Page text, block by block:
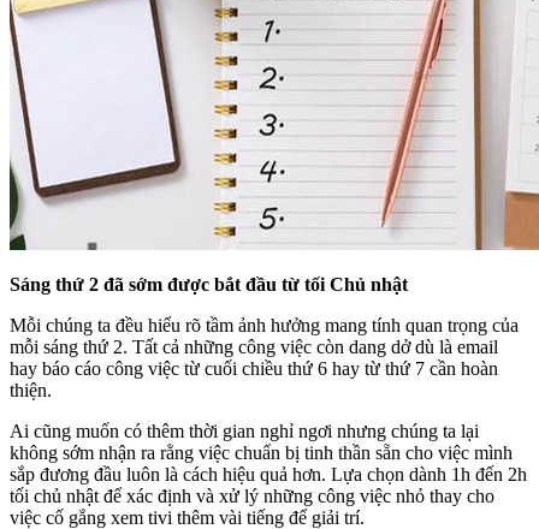
Sáng thứ 2 đã sớm được bắt đầu từ tối Chủ nhật
Mỗi chúng ta đều hiểu rõ tầm ảnh hưởng mang tính quan trọng của
mỗi sáng thứ 2. Tất cả những công việc còn dang dở dù là email
hay báo cáo công việc từ cuối chiều thứ 6 hay từ thứ 7 cần hoàn
thiện.
Ai cũng muốn có thêm thời gian nghỉ ngơi nhưng chúng ta lại
không sớm nhận ra rằng việc chuẩn bị tinh thần sẵn cho việc mình
sắp đương đầu luôn là cách hiệu quả hơn. Lựa chọn dành 1h đến 2h
tối chủ nhật để xác định và xử lý những công việc nhỏ thay cho
việc cố gắng xem tivi thêm vài tiếng để giải trí.